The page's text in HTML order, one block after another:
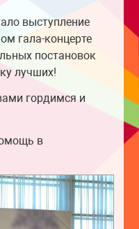
выступление
гала-концерте
постановок
лучших!
гордимся и
в